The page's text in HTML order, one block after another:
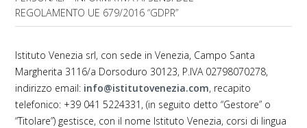
REGOLAMENTO UE 679/2016 “GDPR”
Istituto Venezia srl, con sede in Venezia, Campo Santa
Margherita 3116/a Dorsoduro 30123, P.IVA 02798070278,
indirizzo email: info@istitutovenezia.com, recapito
telefonico: +39 041 5224331, (in seguito detto “Gestore” o
“Titolare”) gestisce, con il nome Istituto Venezia, corsi di lingua